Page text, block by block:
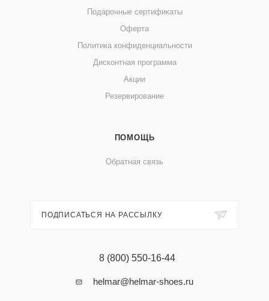
Подарочные сертификаты
Оферта
Политика конфиденциальности
Дисконтная программа
Акции
Резервирование
ПОМОЩЬ
Обратная связь
ПОДПИСАТЬСЯ НА РАССЫЛКУ
8 (800) 550-16-44
helmar@helmar-shoes.ru